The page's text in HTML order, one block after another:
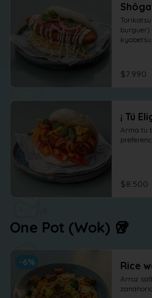
burguer)
cilantro
$7.990
¡ Tú
Arma tu
$8.500
One Pot (Wok) 🥡
-6% Rice
Arroz